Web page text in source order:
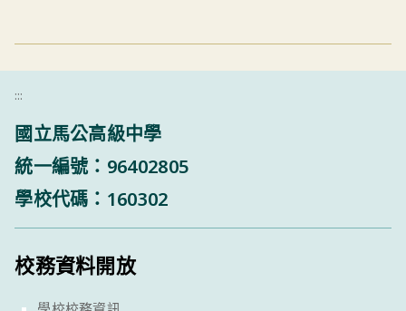
:::
國立馬公高級中學
統一編號：96402805
學校代碼：160302
校務資料開放